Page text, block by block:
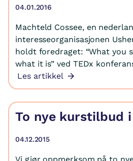
04.01.2016
Machteld Cossee, en
interesseorganisasjonen
holdt foredraget: “What you
what it is” ved TEDx
Les artikkel
To nye kurstilbud i
04.12.2015